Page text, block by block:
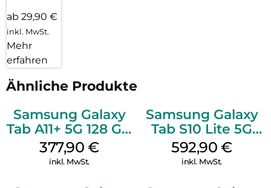
ab 29,90 €
inkl. MwSt.
Mehr
erfahren
Ähnliche Produkte
Samsung Galaxy
Tab A11+ 5G 128 GB
Silver
377,90€
inkl. MwSt.
Samsung Galaxy
Tab S10 Lite 5G
256 GB Gray
592,90€
inkl. MwSt.